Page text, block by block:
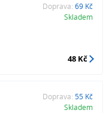
Doprava: 69 Kč
Skladem
48 Kč
Doprava: 55 Kč
Skladem